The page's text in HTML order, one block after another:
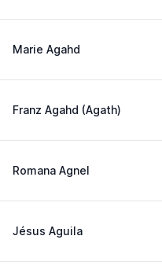
Marie Agahd
Franz Agahd (Agath)
Romana Agnel
Jésus Aguila